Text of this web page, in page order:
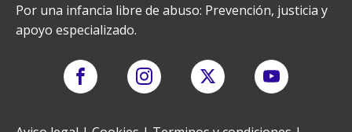
Por una infancia libre de abuso: Prevención, justicia y
apoyo especializado.